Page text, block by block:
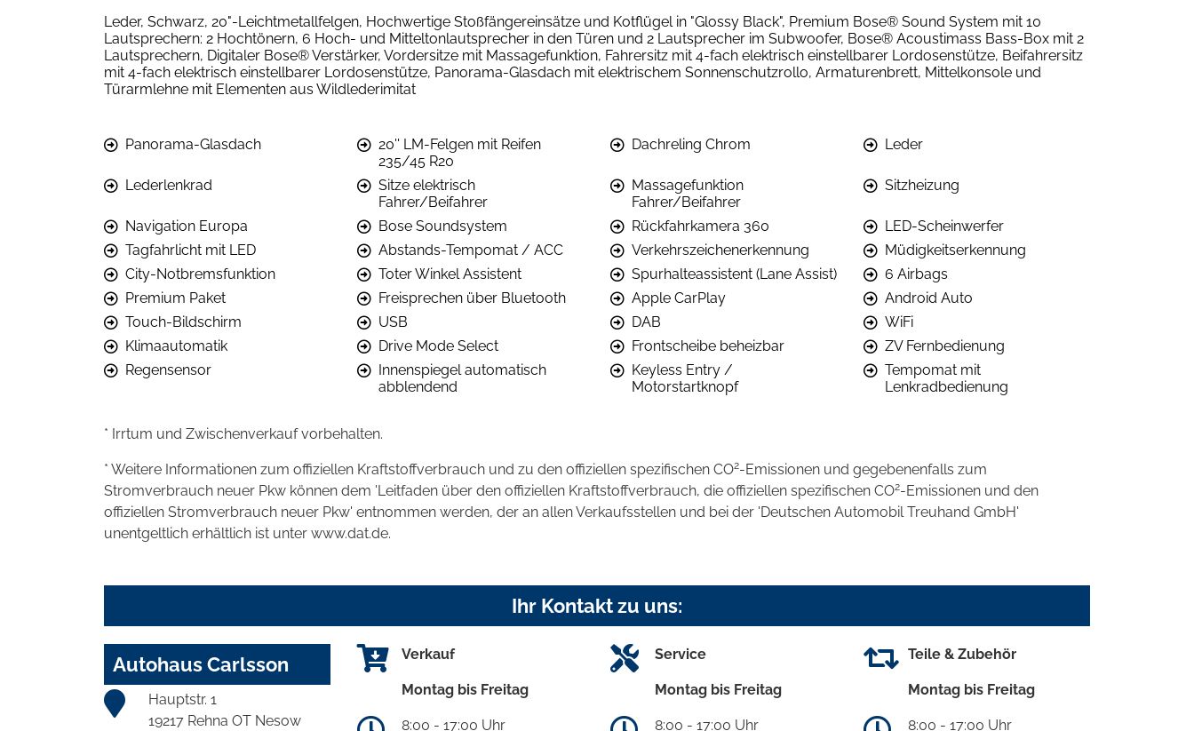
Leder, Schwarz, 20"-Leichtmetallfelgen, Hochwertige Stoßfängereinsätze und Kotflügel in "Glossy Black", Premium Bose® Sound System mit 10
Lautsprechern: 2 Hochtönern, 6 Hoch- und Mitteltonlautsprecher in den Türen und 2 Lautsprecher im Subwoofer, Bose® Acoustimass Bass-Box mit 2
Lautsprechern, Digitaler Bose® Verstärker, Vordersitze mit Massagefunktion, Fahrersitz mit 4-fach elektrisch einstellbarer Lordosenstütze, Beifahrersitz
mit 4-fach elektrisch einstellbarer Lordosenstütze, Panorama-Glasdach mit elektrischem Sonnenschutzrollo, Armaturenbrett, Mittelkonsole und
Türarmlehne mit Elementen aus Wildlederimitat
Panorama-Glasdach
20'' LM-Felgen mit Reifen
235/45 R20
Dachreling Chrom Leder
Lederlenkrad
Sitze elektrisch
Fahrer/Beifahrer
Massagefunktion
Fahrer/Beifahrer
Sitzheizung
Navigation Europa Bose Soundsystem Rückfahrkamera 360
LED-Scheinwerfer
Tagfahrlicht mit LED
Abstands-Tempomat / ACC Verkehrszeichenerkennung
Müdigkeitserkennung
City-Notbremsfunktion
Toter Winkel Assistent Spurhalteassistent (Lane Assist)
6 Airbags
Premium Paket
Freisprechen über Bluetooth Apple CarPlay
Android Auto
Touch-Bildschirm
USB DAB
WiFi
Klimaautomatik
Drive Mode Select Frontscheibe beheizbar
ZV Fernbedienung
Regensensor
Innenspiegel automatisch
abblendend
Keyless Entry /
Motorstartknopf
Tempomat mit
Lenkradbedienung
* Irrtum und Zwischenverkauf vorbehalten.
* Weitere Informationen zum offiziellen Kraftstoffverbrauch und zu den offiziellen spezifischen CO2-Emissionen und gegebenenfalls zum
Stromverbrauch neuer Pkw können dem 'Leitfaden über den offiziellen Kraftstoffverbrauch, die offiziellen spezifischen CO2-Emissionen und den
offiziellen Stromverbrauch neuer Pkw' entnommen werden, der an allen Verkaufsstellen und bei der 'Deutschen Automobil Treuhand GmbH'
unentgeltlich erhältlich ist unter www.dat.de.
Ihr Kontakt zu uns:
Autohaus Carlsson
Hauptstr. 1
19217 Rehna OT Nesow
Verkauf
Montag bis Freitag
8:00 - 17:00 Uhr
Service
Montag bis Freitag
8:00 - 17:00 Uhr
Teile & Zubehör
Montag bis Freitag
8:00 - 17:00 Uhr